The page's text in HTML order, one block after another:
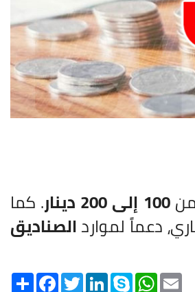
من100 إلى 200 دينار . كما
دعماً لمواردالصناديق
Share FacebookTwitterLinkedInSkype